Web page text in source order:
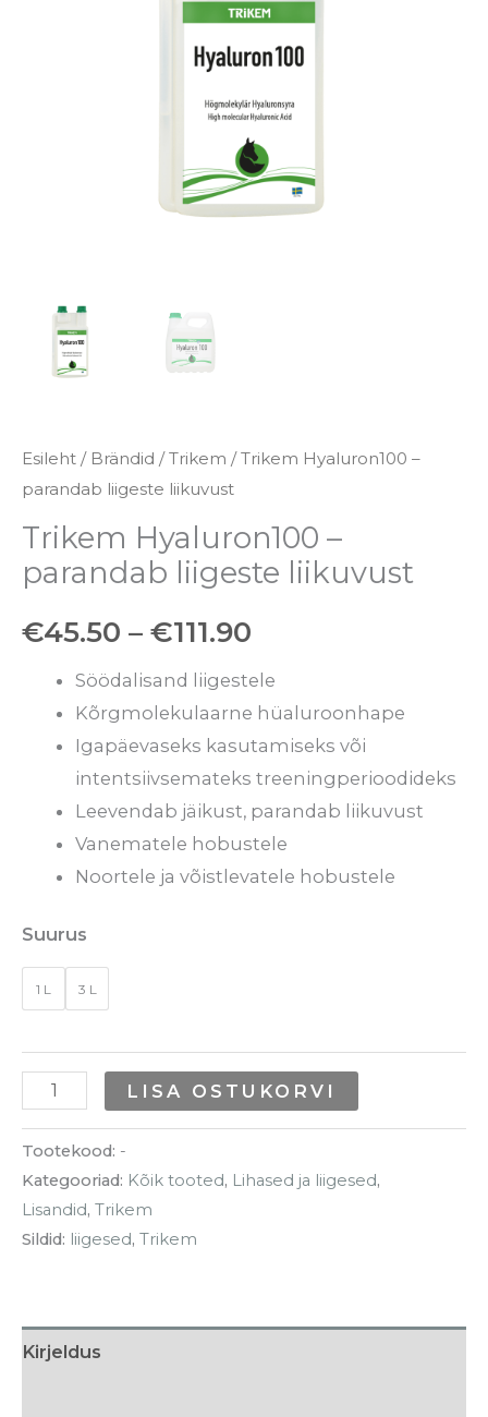
Esileht / Brändid /Trikem / Trikem Hyaluron100 –
parandab liigeste liikuvust
Trikem Hyaluron100 –
parandab liigeste liikuvust
€45.50 – €111.90
€111.90
Söödalisand liigestele
Kõrgmolekulaarne hüaluroonhape
Igapäevaseks kasutamiseks või
intentsiivsemateks treeningperioodideks
Leevendab jäikust, parandab liikuvust
Vanematele hobustele
Noortele ja võistlevatele hobustele
Suurus
1 L 3 L
LISA OSTUKORVI
Tootekood: -
Kategooriad: Kõik tooted, Lihased ja liigesed,
Lisandid, Trikem
Sildid: liigesed, Trikem
Kirjeldus